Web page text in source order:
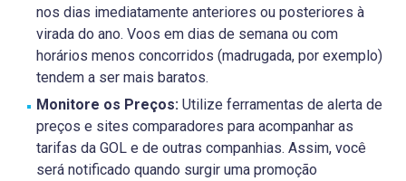
nos dias imediatamente anteriores ou posteriores à
virada do ano. Voos em dias de semana ou com
horários menos concorridos (madrugada, por exemplo)
tendem a ser mais baratos.
Monitore os Preços: Utilize ferramentas de alerta de
preços e sites comparadores para acompanhar as
tarifas da GOL e de outras companhias. Assim, você
será notificado quando surgir uma promoção